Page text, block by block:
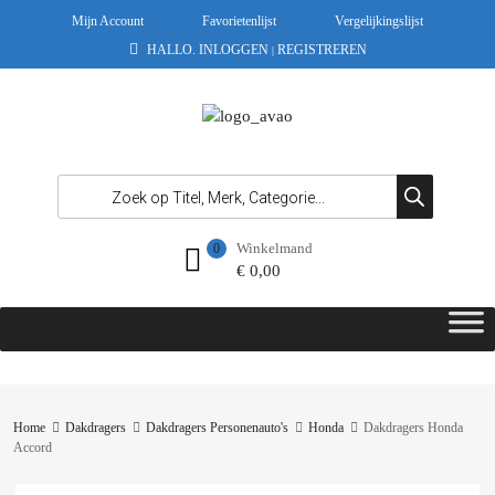
Mijn Account Favorietenlijst
Vergelijkingslijst
HALLO. INLOGGEN | REGISTREREN
Winkelmand
€0,00
0
Home Dakdragers Dakdragers Personenauto's Honda
Dakdragers Honda
Accord